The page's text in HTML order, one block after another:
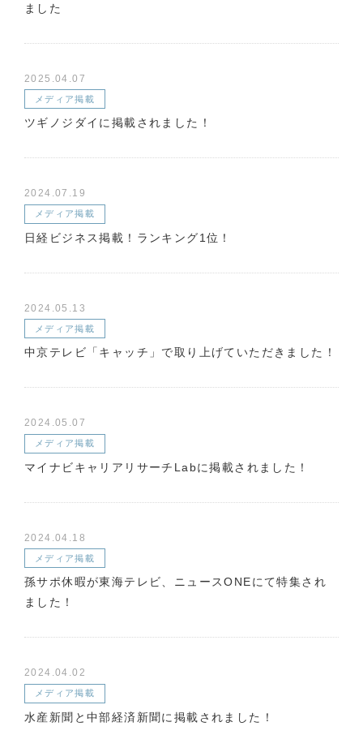
ました
2025.04.07
メディア掲載
ツギノジダイに掲載されました！
2024.07.19
メディア掲載
日経ビジネス掲載！ランキング1位！
2024.05.13
メディア掲載
中京テレビ「キャッチ」で取り上げていただきました！
2024.05.07
メディア掲載
マイナビキャリアリサーチLabに掲載されました！
2024.04.18
メディア掲載
孫サポ休暇が東海テレビ、ニュースONEにて特集され
ました！
2024.04.02
メディア掲載
水産新聞と中部経済新聞に掲載されました！